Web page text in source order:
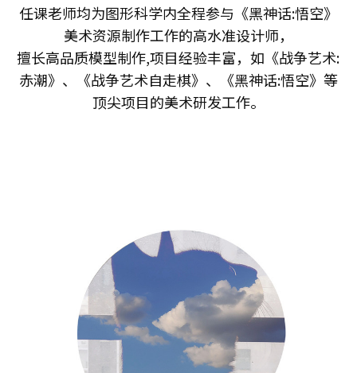
任课老师均为图形科学内全程参与《黑神话:悟空》
美术资源制作工作的高水准设计师，
擅长高品质模型制作,项目经验丰富，如《战争艺术:
赤潮》、《战争艺术自走棋》、《黑神话:悟空》等
顶尖项目的美术研发工作。